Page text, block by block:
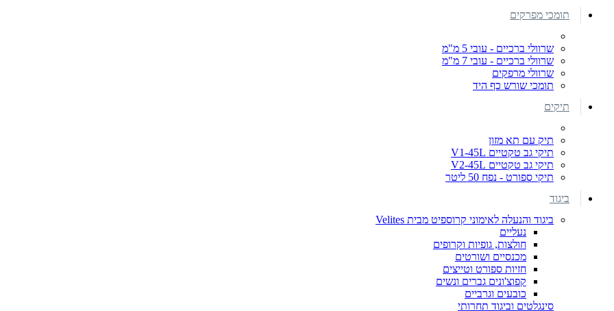
תומכי מפרקים
שרוולי ברכיים - עובי 5 מ"מ
שרוולי ברכיים - עובי 7 מ"מ
שרוולי מרפקים
תומכי שורש כף היד
תיקים
תיק עם תא מזון
תיקי גב טקטיים V1-45L
תיקי גב טקטיים V2-45L
תיקי ספורט - נפח 50 ליטר
ביגוד
ביגוד והנעלה לאימוני קרוספיט מבית Velites
נעליים
חולצות, גופיות וקרופים
מכנסיים ושורטים
חזיות ספורט וטייצים
קפוצ'ונים גברים ונשים
כובעים וגרביים
סינגלטים וביגוד תחרותי